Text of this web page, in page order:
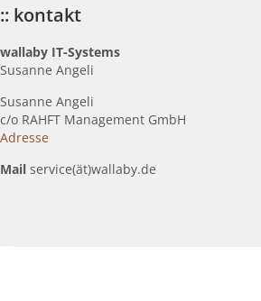
:: kontakt
wallaby IT-Systems
Susanne Angeli
Susanne Angeli
c/o RAHFT Management GmbH
Adresse
Mail service(ät)wallaby.de